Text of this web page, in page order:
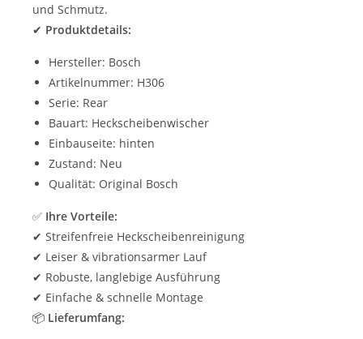
und Schmutz.
✔ Produktdetails:
Hersteller: Bosch
Artikelnummer: H306
Serie: Rear
Bauart: Heckscheibenwischer
Einbauseite: hinten
Zustand: Neu
Qualität: Original Bosch
✅ Ihre Vorteile:
✔ Streifenfreie Heckscheibenreinigung
✔ Leiser & vibrationsarmer Lauf
✔ Robuste, langlebige Ausführung
✔ Einfache & schnelle Montage
📦 Lieferumfang: